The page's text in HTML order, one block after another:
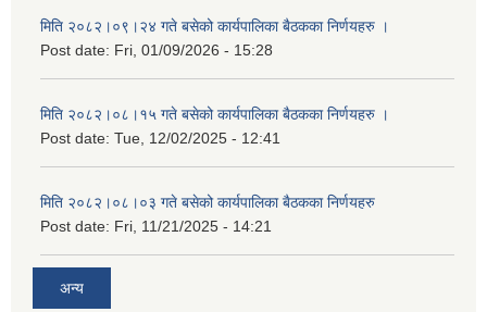
मिति २०८२।०९।२४ गते बसेको कार्यपालिका बैठकका निर्णयहरु ।
Post date: Fri, 01/09/2026 - 15:28
मिति २०८२।०८।१५ गते बसेको कार्यपालिका बैठकका निर्णयहरु ।
Post date: Tue, 12/02/2025 - 12:41
मिति २०८२।०८।०३ गते बसेको कार्यपालिका बैठकका निर्णयहरु
Post date: Fri, 11/21/2025 - 14:21
अन्य